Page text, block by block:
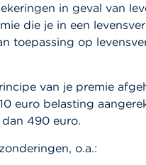
in geval van
die je in een
toepassing op
van je premie
euro belasting
490 euro.
o.a.: